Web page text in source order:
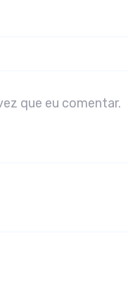
que eu comentar.